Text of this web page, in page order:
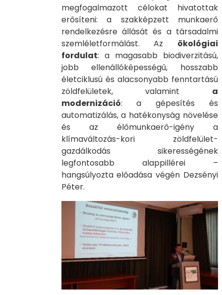
megfogalmazott célokat hivatottak
erősíteni: a szakképzett munkaerő
rendelkezésre állását és a társadalmi
szemléletformálást. Az ökológiai
fordulat: a magasabb biodiverzitású,
jobb ellenállóképességű, hosszabb
életciklusú és alacsonyabb fenntartású
zöldfelületek, valamint a
modernizáció: a gépesítés és
automatizálás, a hatékonyság növelése
és az élőmunkaerő-igény a
klímaváltozás-kori zöldfelület-
gazdálkodás sikerességének
legfontosabb alappillérei –
hangsúlyozta előadása végén Dezsényi
Péter.